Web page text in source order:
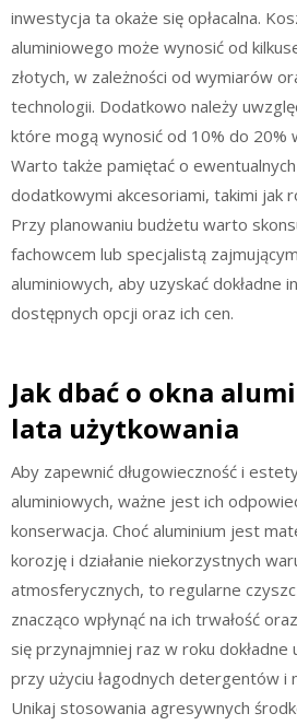
inwestycja ta okaże się opłacalna.
aluminiowego może wynosić od
złotych, w zależności od wymiarów
technologii. Dodatkowo należy
które mogą wynosić od 10% do 20%
Warto także pamiętać o
dodatkowymi akcesoriami, takimi jak
Przy planowaniu budżetu warto
fachowcem lub specjalistą
aluminiowych, aby uzyskać dokładne
dostępnych opcji oraz ich cen.
Jak dbać o okna
lata użytkowania
Aby zapewnić długowieczność i
aluminiowych, ważne jest ich
konserwacja. Choć aluminium jest
korozję i działanie niekorzystnych
atmosferycznych, to regularne
znacząco wpłynąć na ich trwałość
się przynajmniej raz w roku
przy użyciu łagodnych detergentów i
Unikaj stosowania agresywnych